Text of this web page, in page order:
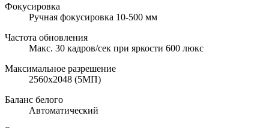
Фокусировка
Ручная фокусировка 10-500 мм
Частота обновления
Макс. 30 кадров/сек при яркости 600 люкс
Максимальное разрешение
2560х2048 (5МП)
Баланс белого
Автоматический